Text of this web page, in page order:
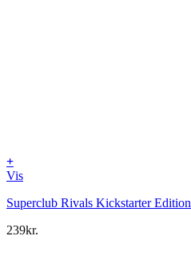
+
Vis
Superclub Rivals Kickstarter Edition
239kr.